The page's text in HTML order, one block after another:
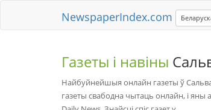
NewspaperIndex.com
Газеты і навіны
Найбуйнейшыя онлайн газеты ў
газеты свабодна чытаць онлайн, і яны